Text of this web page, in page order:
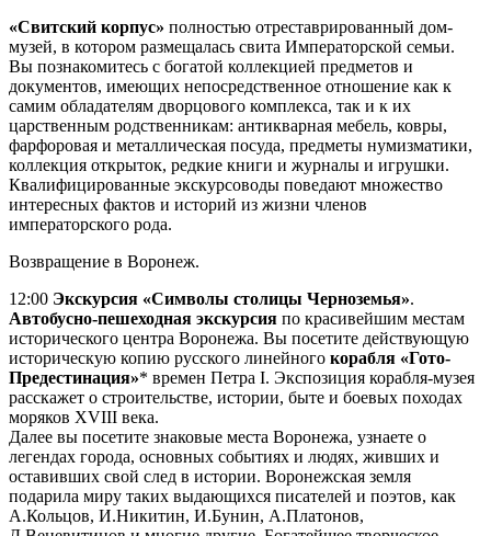
«Свитский корпус» полностью отреставрированный дом-
музей, в котором размещалась свита Императорской семьи.
Вы познакомитесь с богатой коллекцией предметов и
документов, имеющих непосредственное отношение как к
самим обладателям дворцового комплекса, так и к их
царственным родственникам: антикварная мебель, ковры,
фарфоровая и металлическая посуда, предметы нумизматики,
коллекция открыток, редкие книги и журналы и игрушки.
Квалифицированные экскурсоводы поведают множество
интересных фактов и историй из жизни членов
императорского рода.
Возвращение в Воронеж.
12:00 Экскурсия «Символы столицы Черноземья».
Автобусно-пешеходная экскурсия по красивейшим местам
исторического центра Воронежа. Вы посетите действующую
историческую копию русского линейного корабля «Гото-
Предестинация»* времен Петра I. Экспозиция корабля-музея
расскажет о строительстве, истории, быте и боевых походах
моряков XVIII века.
Далее вы посетите знаковые места Воронежа, узнаете о
легендах города, основных событиях и людях, живших и
оставивших свой след в истории. Воронежская земля
подарила миру таких выдающихся писателей и поэтов, как
А.Кольцов, И.Никитин, И.Бунин, А.Платонов,